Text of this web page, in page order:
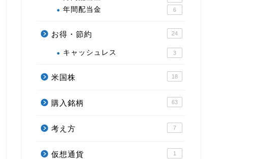
年間配当金 6
お得・節約 24
キャッシュレス 3
米国株 18
購入銘柄 63
考え方 7
仮想通貨 1